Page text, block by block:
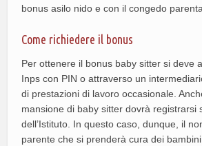
bonus asilo nido e con il congedo
Come richiedere il bonus
Per ottenere il bonus baby sitter si deve
Inps con PIN o attraverso un
di prestazioni di lavoro occasionale.
mansione di baby sitter dovrà registrarsi
dell’Istituto. In questo caso, dunque, il
parente che si prenderà cura dei